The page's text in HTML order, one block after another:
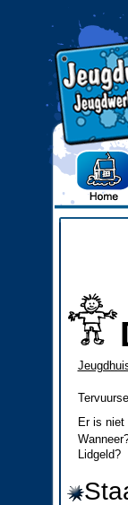
Er is niet
Lidgeld?